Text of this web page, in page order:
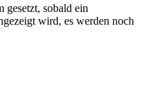
gesetzt, sobald ein
wird, es werden noch